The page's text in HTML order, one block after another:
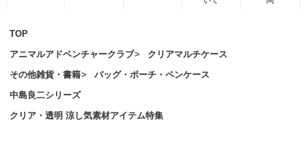
TOP
アニマルアドベンチャークラブ
クリアマルチケース
その他雑貨・書籍
バッグ・ポーチ・ペンケース
中島良二シリーズ
クリア・透明 涼し気素材アイテム特集